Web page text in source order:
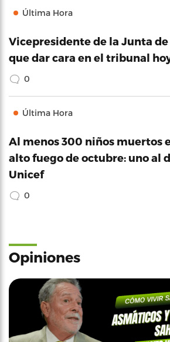
Última Hora
Vicepresidente de la Junta
que dar cara en el tribunal
0
Última Hora
Al menos 300 niños muertos
alto fuego de octubre: uno al
Unicef
0
Opiniones